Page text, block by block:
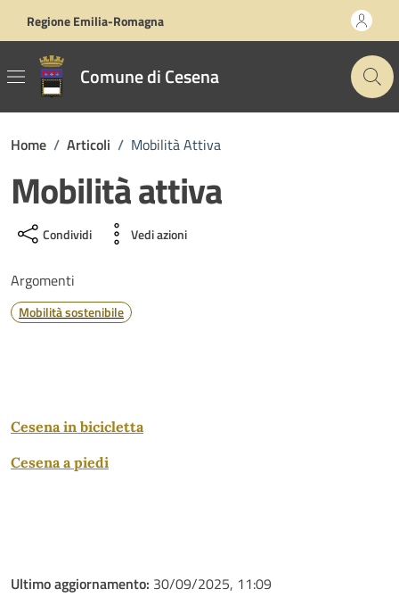
Regione Emilia-Romagna
Comune di Cesena
Home / Articoli / Mobilità Attiva
Mobilità attiva
Condividi Vedi azioni
Argomenti
Mobilità sostenibile
Cesena in bicicletta
Cesena a piedi
Ultimo aggiornamento: 30/09/2025, 11:09